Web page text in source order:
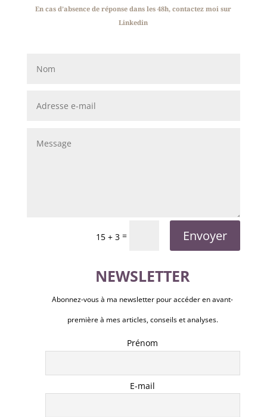
En cas d’absence de réponse dans les 48h, contactez moi sur
Linkedin
15 + 3 = Envoyer
NEWSLETTER
Abonnez-vous à ma newsletter pour accéder en avant-
première à mes articles, conseils et analyses.
Prénom
E-mail